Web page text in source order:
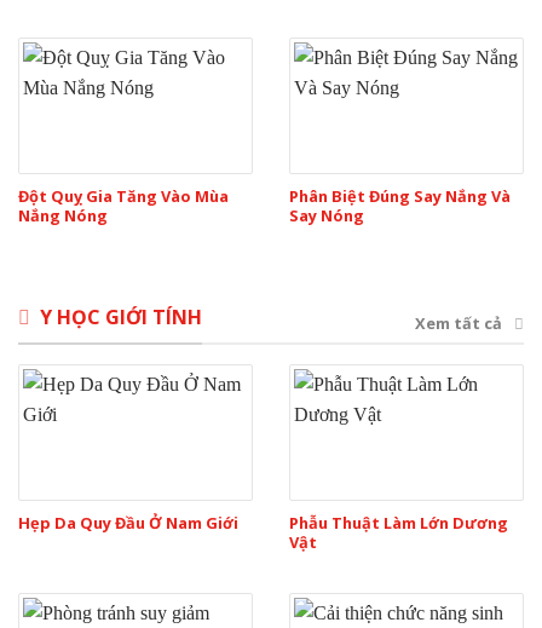
Đột Quỵ Gia Tăng Vào Mùa
Nắng Nóng
Phân Biệt Đúng Say Nắng Và
Say Nóng
Y HỌC GIỚI TÍNH Xem tất cả
Hẹp Da Quy Đầu Ở Nam Giới
Phẫu Thuật Làm Lớn Dương
Vật